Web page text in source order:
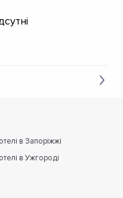
в Запоріжжі
в Ужгороді